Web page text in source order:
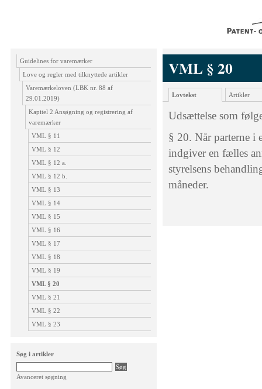
Guidelines for varemærker
Love og regler med tilknyttede artikler
Varemærkeloven (LBK nr. 88 af
29.01.2019)
Kapitel 2 Ansøgning og registrering af
varemærker
VML § 11
VML § 12
VML § 12 a.
VML § 12 b.
VML § 13
VML § 14
VML § 15
VML § 16
VML § 17
VML § 18
VML § 19
VML § 20
VML § 21
VML § 22
VML § 23
Søg i artikler
Avanceret søgning
VML § 20
Lovtekst Artikler
Udsættelse som
§ 20. Når parterne i
indgiver en fælles
styrelsens
måneder.